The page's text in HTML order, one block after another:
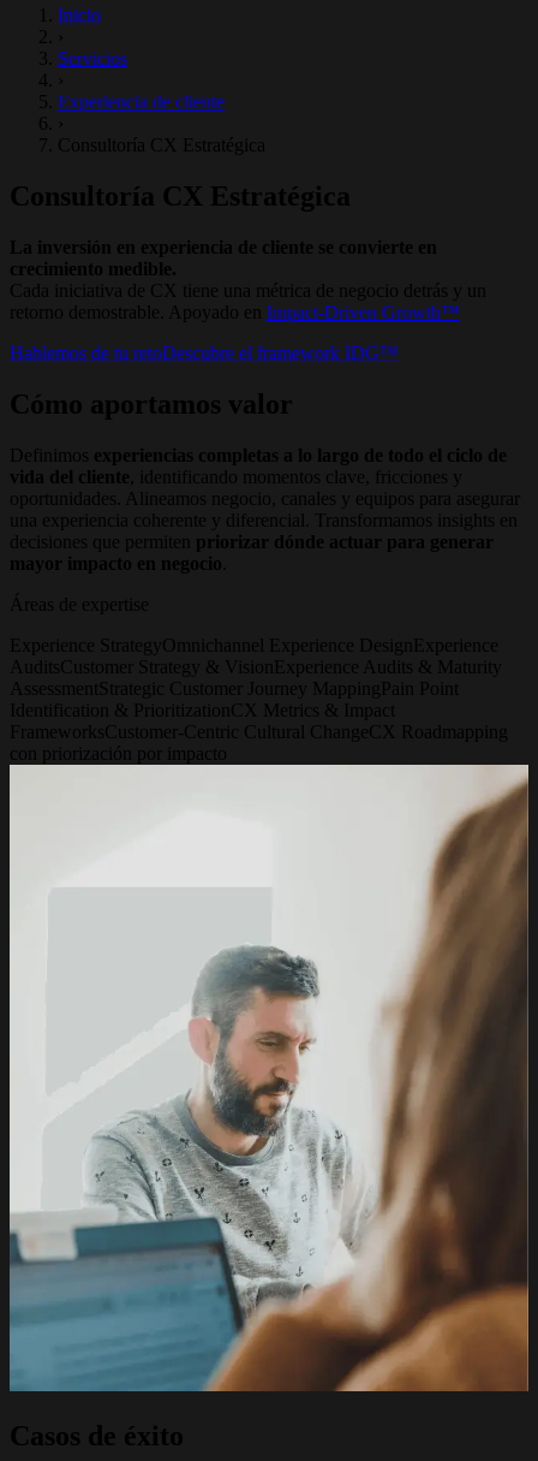
Inicio
›
Servicios
›
Experiencia de cliente
›
Consultoría CX Estratégica
Consultoría CX Estratégica
La inversión en experiencia de cliente se convierte en
crecimiento medible.
Cada iniciativa de CX tiene una métrica de negocio detrás y un
retorno demostrable. Apoyado en Impact-Driven Growth™
Hablemos de tu retoDescubre el framework IDG™
Cómo aportamos valor
Definimos experiencias completas a lo largo de todo el ciclo de
vida del cliente , identificando momentos clave, fricciones y
oportunidades. Alineamos negocio, canales y equipos para asegurar
una experiencia coherente y diferencial. Transformamos insights en
decisiones que permiten priorizar dónde actuar para generar
mayor impacto en negocio
Áreas de expertise
Experience Strategy Omnichannel Experience Design
Experience
AuditsCustomer Strategy & Vision
Experience Audits & Maturity
Assessment Strategic Customer Journey Mapping Pain Point
Identification & Prioritization CX Metrics & Impact
FrameworksCustomer-Centric Cultural ChangeCX Roadmapping
con priorización por impacto
Casos de éxito